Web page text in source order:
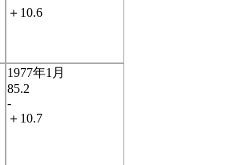
＋10.6
1977年1月
85.2
-
＋10.7